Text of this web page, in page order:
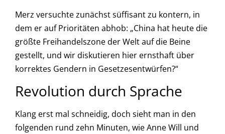
Merz versuchte zunächst süffisant zu kontern, in
dem er auf Prioritäten abhob: „China hat heute die
größte Freihandelszone der Welt auf die Beine
gestellt, und wir diskutieren hier ernsthaft über
korrektes Gendern in Gesetzesentwürfen?“
Revolution durch Sprache
Klang erst mal schneidig, doch sieht man in den
folgenden rund zehn Minuten, wie Anne Will und